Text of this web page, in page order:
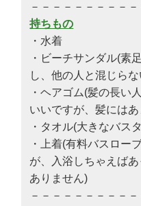
－－－－－－－－－
持ちもの
・水着
・ビーチサンダル(素
し、他の人と混じら
・ヘアゴム(髪の長い
いいですが、髪には
・タオル(大きなバス
・上着(有料バスロー
が、入浴しちゃえば
ありません)
－－－－－－－－－